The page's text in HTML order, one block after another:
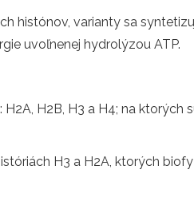
histónov, varianty sa
uvoľnenej hydrolýzou ATP.
H2B, H3 a H4; na ktorých
H3 a H2A, ktorých